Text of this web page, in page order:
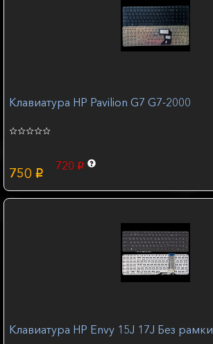
Клавиатура HP Pavilion G7 G7-2000
750 p
720 p
Клавиатура HP Envy 15J 17J Без рамки